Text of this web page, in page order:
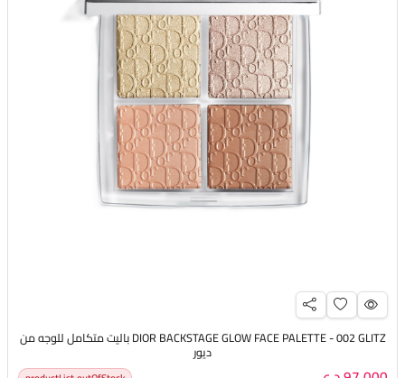
DIOR BACKSTAGE GLOW FACE PALETTE - 002 GLITZ باليت متكامل للوجه من
ديور